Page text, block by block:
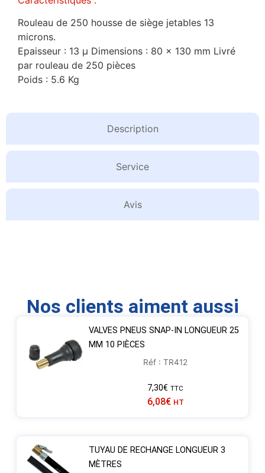
Description
Service
Avis
Rouleau de 250 housse de siège jetables 13
microns.
Epaisseur : 13 μ Dimensions : 80 x 130 mm Livré
par rouleau de 250 pièces
Poids : 5.6 Kg
Nos clients aiment aussi
VALVES PNEUS SNAP-IN LONGUEUR 25
MM 10 PIÈCES
Réf : TR412
7,30€ TTC
6,08€ HT
TUYAU DE RECHANGE LONGUEUR 3
MÈTRES